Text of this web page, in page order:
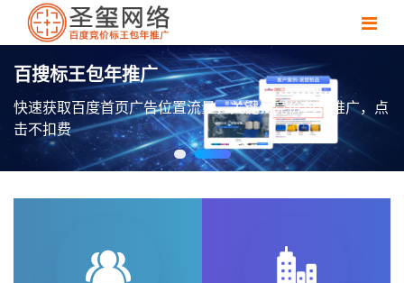
点